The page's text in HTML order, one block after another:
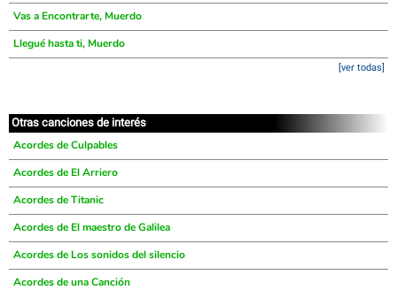
Vas a Encontrarte, Muerdo
Llegué hasta ti, Muerdo
[ver todas]
Otras canciones de interés
Acordes de Culpables
Acordes de El Arriero
Acordes de Titanic
Acordes de El maestro de Galilea
Acordes de Los sonidos del silencio
Acordes de una Canción